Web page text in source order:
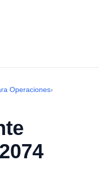
Operaciones›